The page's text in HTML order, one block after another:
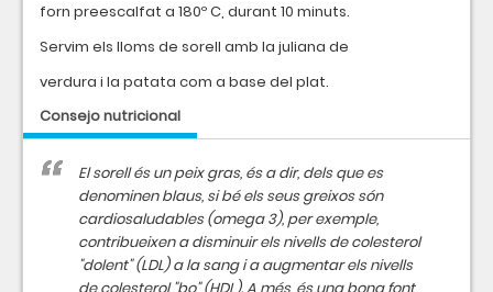
forn preescalfat a 180º C, durant 10 minuts.
Servim els lloms de sorell amb la juliana de
verdura i la patata com a base del plat.
Consejo nutricional
El sorell és un peix gras, és a dir, dels que es
denominen blaus, si bé els seus greixos són
cardiosaludables (omega 3), per exemple,
contribueixen a disminuir els nivells de colesterol
"dolent" (LDL) a la sang i a augmentar els nivells